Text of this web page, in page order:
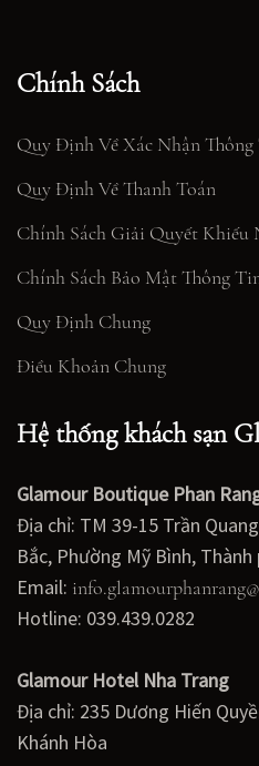
Chính Sách
Quy Định Về Xác Nhận
Quy Định Về Thanh Toán
Chính Sách Giải Quyết Khiếu
Chính Sách Bảo Mật Thông
Quy Định Chung
Điều Khoản Chung
Hệ thống khách sạn
Glamour Boutique Phan
Địa chỉ: TM 39-15 Trần
Bắc, Phường Mỹ Bình, Thành
Email:
Hotline: 039.439.0282
Glamour Hotel Nha Trang
Địa chỉ: 235 Dương Hiến
Khánh Hòa